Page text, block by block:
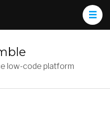
low-code platform